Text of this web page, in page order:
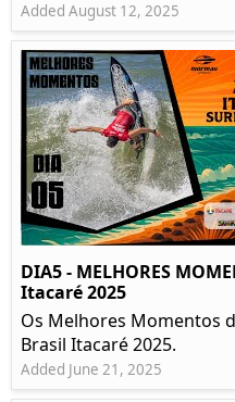
Added August 12, 2025
DIA5 - MELHORES
Itacaré 2025
Os Melhores Momentos
Brasil Itacaré 2025.
Added June 21, 2025